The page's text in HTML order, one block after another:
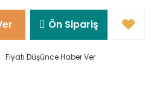
Ön Sipariş
Fiyatı Düşünce Haber Ver